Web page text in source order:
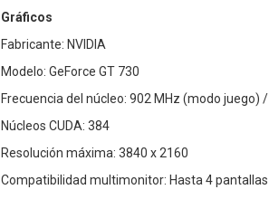
Gráficos
Fabricante: NVIDIA
Modelo: GeForce GT 730
Frecuencia del núcleo: 902 MHz (modo juego)
Núcleos CUDA: 384
Resolución máxima: 3840 x 2160
Compatibilidad multimonitor: Hasta 4 pantallas